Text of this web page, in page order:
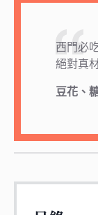
西門必
絕對真
豆花、